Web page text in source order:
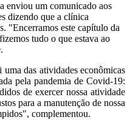
enviou um comunicado aos
dizendo que a clínica
"Encerramos este capítulo da
tudo o que estava ao
das atividades econômicas
pela pandemia de Covid-19:
de exercer nossa atividade
para a manutenção de nossa
complementou.